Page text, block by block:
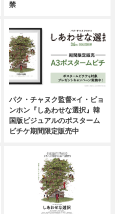
禁
パク・チャヌク監督×イ・ビョ
ンホン『しあわせな選択』韓
国版ビジュアルのポスターム
ビチケ期間限定販売中